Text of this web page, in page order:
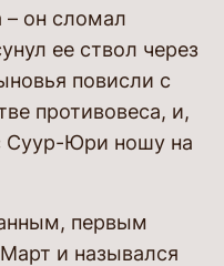
– он сломал
ее ствол через
повисли с
противовеса, и,
Суур-Юри ношу на
первым
и назывался